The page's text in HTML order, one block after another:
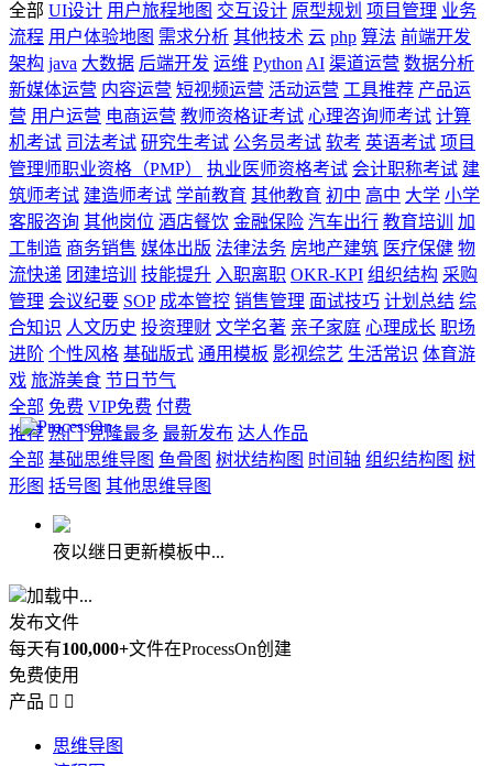
全部 UI设计 用户旅程地图 交互设计 原型规划 项目管理 业务
流程 用户体验地图 需求分析 其他技术 云 php 算法 前端开发
架构 java 大数据 后端开发 运维 Python AI 渠道运营 数据分析
新媒体运营 内容运营 短视频运营 活动运营 工具推荐 产品运
营 用户运营 电商运营 教师资格证考试 心理咨询师考试 计算
机考试 司法考试 研究生考试 公务员考试 软考 英语考试 项目
管理师职业资格（PMP）
执业医师资格考试 会计职称考试 建
筑师考试 建造师考试 学前教育 其他教育 初中 高中 大学 小学
客服咨询 其他岗位 酒店餐饮 金融保险 汽车出行 教育培训
加
工制造 商务销售 媒体出版 法律法务 房地产建筑 医疗保健 物
流快递 团建培训 技能提升 入职离职 OKR-KPI 组织结构 采购
管理 会议纪要 SOP 成本管控 销售管理 面试技巧 计划总结 综
合知识 人文历史 投资理财 文学名著 亲子家庭 心理成长 职场
进阶 个性风格 基础版式 通用模板 影视综艺 生活常识 体育游
戏 旅游美食 节日节气
全部 免费 VIP免费 付费
推荐 热门 克隆最多 最新发布 达人作品
全部 基础思维导图 鱼骨图 树状结构图 时间轴 组织结构图 树
形图 括号图 其他思维导图
夜以继日更新模板中...
加载中...
发布文件
每天有100,000+文件在ProcessOn创建
免费使用
产品  
思维导图